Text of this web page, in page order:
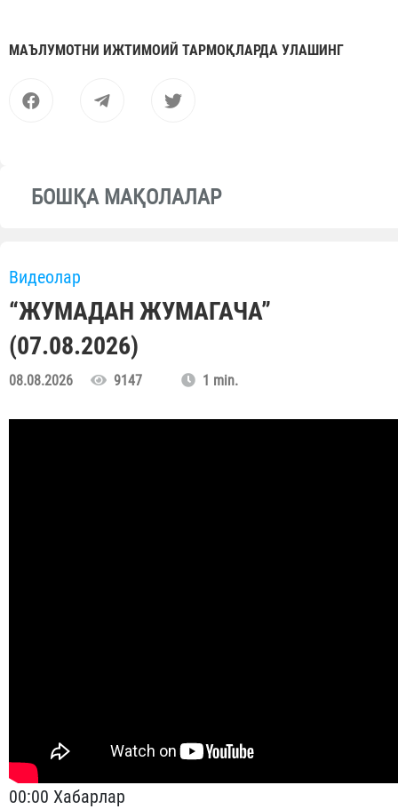
МАЪЛУМОТНИ ИЖТИМОИЙ ТАРМОҚЛАРДА УЛАШИНГ
БОШҚА МАҚОЛАЛАР
Видеолар
“ЖУМАДАН ЖУМАГАЧА”
(07.08.2026)
08.08.2026 9147 1 min.
00:00 Хабарлар